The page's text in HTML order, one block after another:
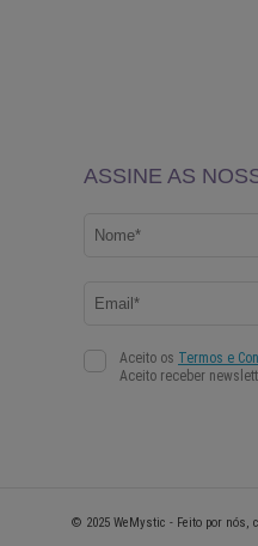
© 2025 WeMystic - Feito por nós,